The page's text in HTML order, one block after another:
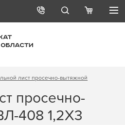
лист просечно-вытяжной
просечно-
408 1,2Х3